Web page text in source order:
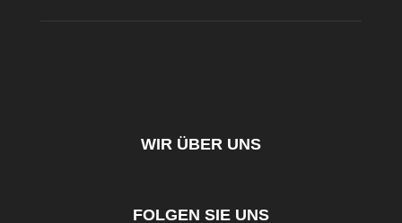
WIR ÜBER UNS
FOLGEN SIE UNS